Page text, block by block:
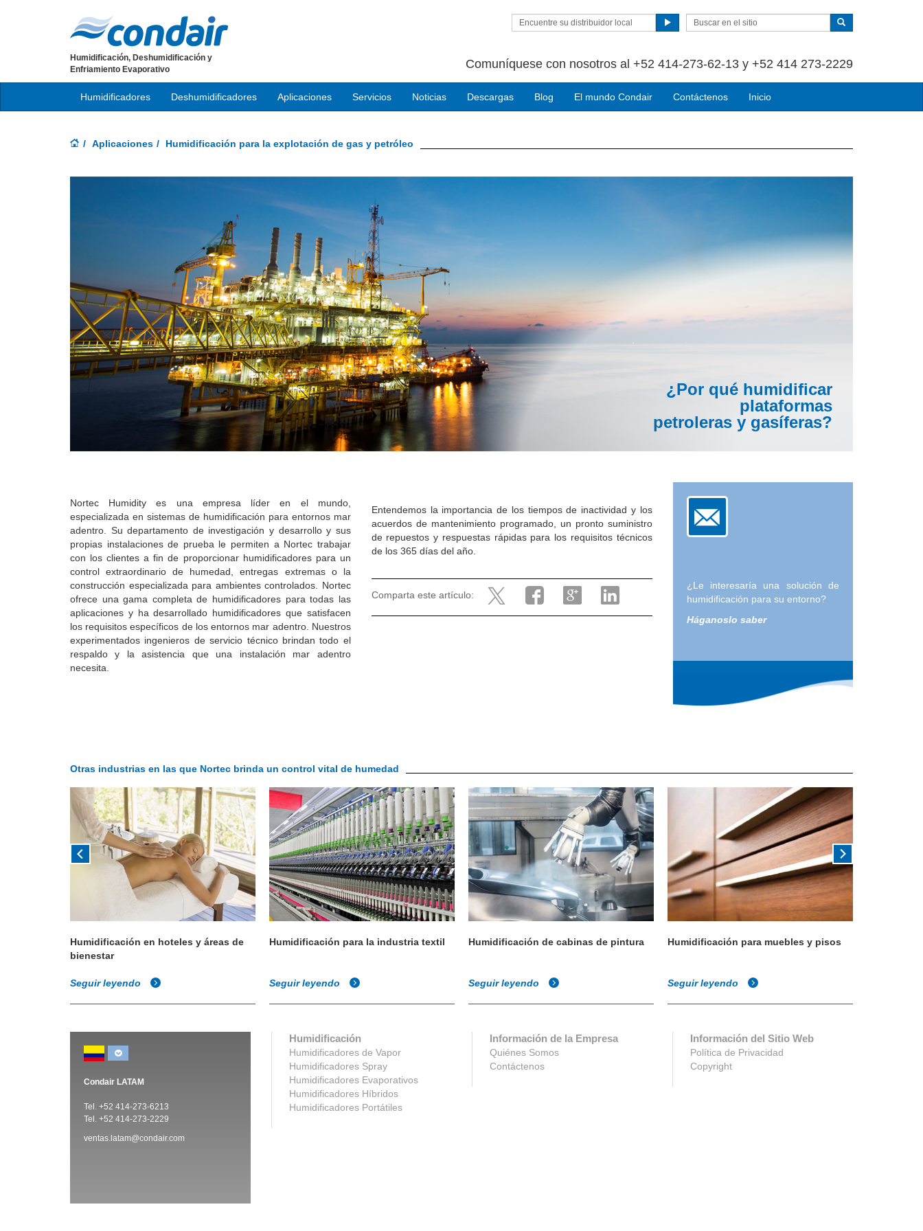
Encuentre su distribuidor local
Comuníquese con nosotros al +52 414-273-62-13 y +52 414 273-2229
Humidificación, Deshumidificación y
Enfriamiento Evaporativo
Humidificadores Deshumidificadores Aplicaciones Servicios Noticias Descargas Blog El mundo Condair Contáctenos Inicio
Aplicaciones Humidificación para la explotación de gas y petróleo
¿Por qué humidificar
plataformas
petroleras y gasíferas?
Nortec Humidity es una empresa líder en el mundo,
especializada en sistemas de humidificación para entornos mar
adentro. Su departamento de investigación y desarrollo y sus
propias instalaciones de prueba le permiten a Nortec trabajar
con los clientes a fin de proporcionar humidificadores para un
control extraordinario de humedad, entregas extremas o la
construcción especializada para ambientes controlados. Nortec
ofrece una gama completa de humidificadores para todas las
aplicaciones y ha desarrollado humidificadores que satisfacen
los requisitos específicos de los entornos mar adentro. Nuestros
experimentados ingenieros de servicio técnico brindan todo el
respaldo y la asistencia que una instalación mar adentro
necesita.
Entendemos la importancia de los tiempos de inactividad y los
acuerdos de mantenimiento programado, un pronto suministro
de repuestos y respuestas rápidas para los requisitos técnicos
de los 365 días del año.
Comparta este artículo:
¿Le interesaría una solución de
humidificación para su entorno?
Háganoslo saber
Otras industrias en las que Nortec brinda un control vital de humedad
Humidificación en hoteles y áreas de
bienestar
Seguir leyendo
Humidificación para la industria textil
Seguir leyendo
Humidificación de cabinas de pintura
Seguir leyendo
Humidificación para muebles y pisos
Seguir leyendo
Condair LATAM
Tel. +52 414-273-6213
Tel. +52 414-273-2229
ventas.latam@condair.com
Humidificación
Humidificadores de Vapor
Humidificadores Spray
Humidificadores Evaporativos
Humidificadores Híbridos
Humidificadores Portátiles
Información de la Empresa
Quiénes Somos
Contáctenos
Información del Sitio Web
Política de Privacidad
Copyright